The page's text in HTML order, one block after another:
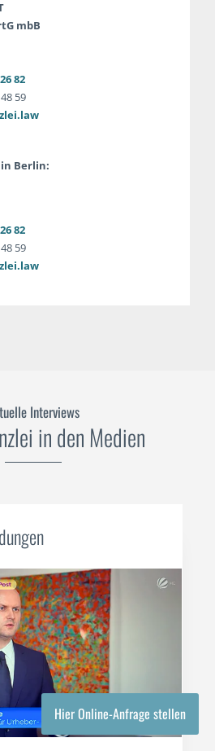
Hier Online-Anfrage stellen
mbB
82
59
Berlin:
82
59
Interviews
in den Medien